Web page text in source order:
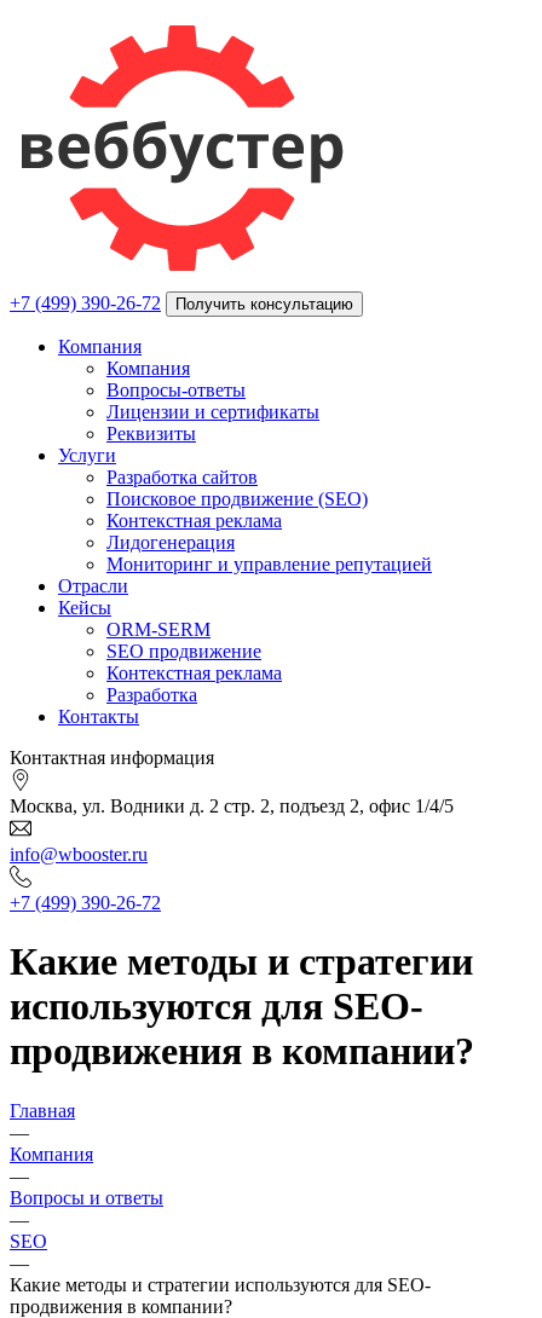
+7 (499) 390-26-72 Получить консультацию
Компания
Компания
Вопросы-ответы
Лицензии и сертификаты
Реквизиты
Услуги
Разработка сайтов
Поисковое продвижение (SEO)
Контекстная реклама
Лидогенерация
Мониторинг и управление репутацией
Отрасли
Кейсы
ORM-SERM
SEO продвижение
Контекстная реклама
Разработка
Контакты
Контактная информация
Москва, ул. Водники д. 2 стр. 2, подъезд 2, офис 1/4/5
info@wbooster.ru
+7 (499) 390-26-72
Какие методы и стратегии
используются для SEO-
продвижения в компании?
Главная
—
Компания
—
Вопросы и ответы
—
SEO
—
Какие методы и стратегии используются для SEO-
продвижения в компании?